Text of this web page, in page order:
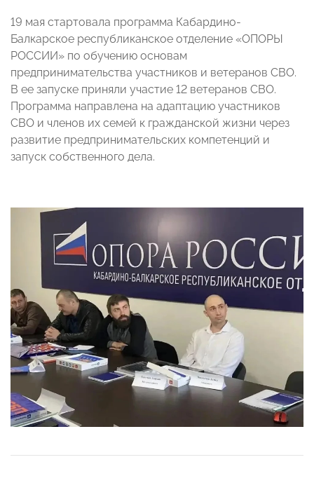
19 мая стартовала программа Кабардино-
Балкарское республиканское отделение «ОПОРЫ
РОССИИ» по обучению основам
предпринимательства участников и ветеранов СВО.
В ее запуске приняли участие 12 ветеранов СВО.
Программа направлена на адаптацию участников
СВО и членов их семей к гражданской жизни через
развитие предпринимательских компетенций и
запуск собственного дела.